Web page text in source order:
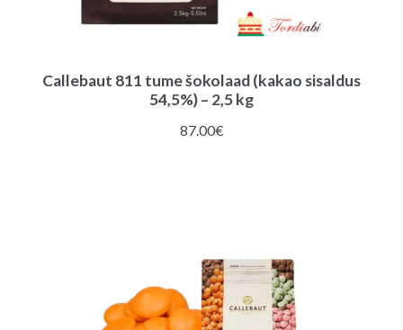
Callebaut 811 tume šokolaad (kakao sisaldus
54,5%) – 2,5 kg
87.00€